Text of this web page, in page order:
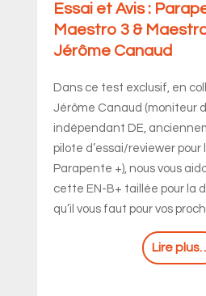
Avis : Parapente PHI
3 & Maestro 3 Light par
Canaud
exclusif, en collaboration avec
(moniteur de parapente
DE, anciennement “testpilot” et
reviewer pour le magazine
+), nous vous aidons à déterminer si
B+ taillée pour la distance est la voile
faut pour vos prochains cross.